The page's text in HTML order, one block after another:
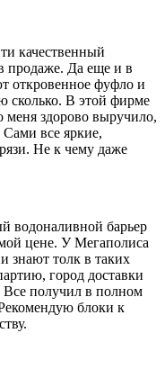
качественный
продаже. Да еще и в
откровенное фуфло и
сколько. В этой фирме
меня здорово выручило,
все яркие,
Не к чему даже
водоналивной барьер
цене. У Мегаполиса
знают толк в таких
город доставки
Все получил в полном
блоки к